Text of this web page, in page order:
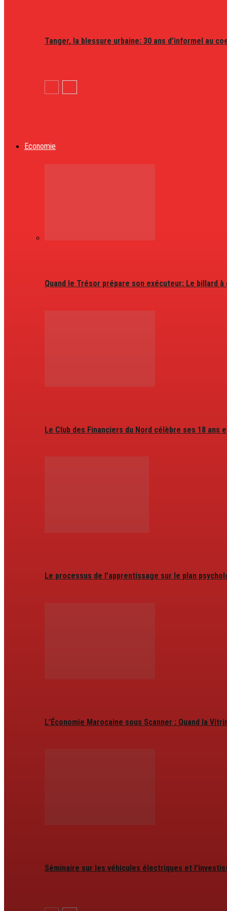
Tanger, la blessure urbaine: 30 ans d’informel au
Economie
Quand le Trésor prépare son exécuteur: Le billard
Le Club des Financiers du Nord célèbre ses 18 ans
Le processus de l’apprentissage sur le plan
L’Économie Marocaine sous Scanner : Quand la
Séminaire sur les véhicules électriques et